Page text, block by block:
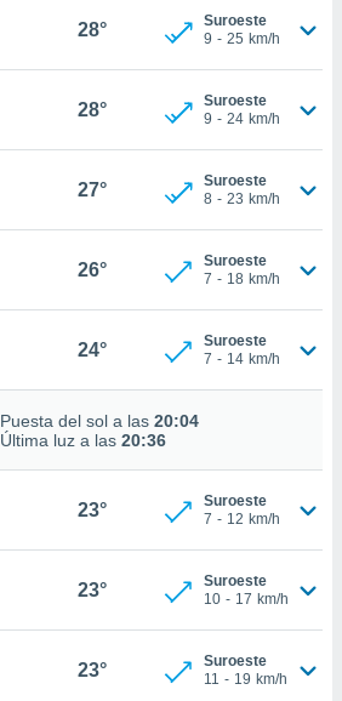
28°
Suroeste
9 - 25 km/h
28°
Suroeste
9 - 24 km/h
27°
Suroeste
8 - 23 km/h
26°
Suroeste
7 - 18 km/h
24°
Suroeste
7 - 14 km/h
Puesta del sol a las 20:04
Última luz a las 20:36
23°
Suroeste
7 - 12 km/h
23°
Suroeste
10 - 17 km/h
23°
Suroeste
11 - 19 km/h